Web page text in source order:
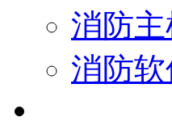
消防
消防